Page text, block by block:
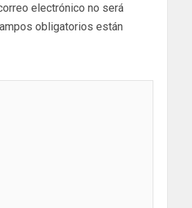
electrónico no será
obligatorios están